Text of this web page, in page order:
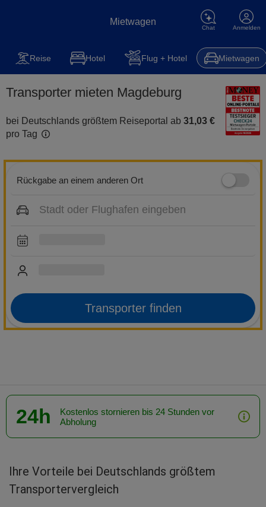
Mietwagen
Chat Anmelden
Mietwagen Reise Steuererklärung Kfz-Versicherung
Reise Hotel Flug + Hotel Mietwagen
Transporter mieten Magdeburg
bei Deutschlands größtem Reiseportal ab 31,03 €
pro Tag
Rückgabe an einem anderen Ort
Transporter finden
24h
Kostenlos stornieren bis 24 Stunden vor
Abholung
Ihre Vorteile bei Deutschlands größtem
Transportervergleich